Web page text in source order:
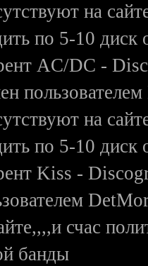
на
по 5-10 диск
AC/DC -
на
по 5-10 диск
Kiss -
счас
банды